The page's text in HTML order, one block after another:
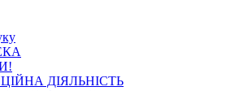
ДІЯЛЬНІСТЬ